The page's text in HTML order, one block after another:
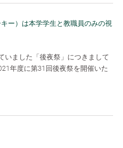
ー）は本学学生と教職員のみの視
いました「後夜祭」につきまして
年度に第31回後夜祭を開催いた